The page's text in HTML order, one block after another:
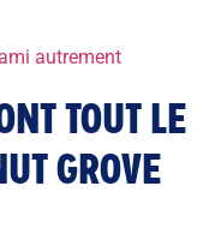
autrement
TOUT LE
GROVE